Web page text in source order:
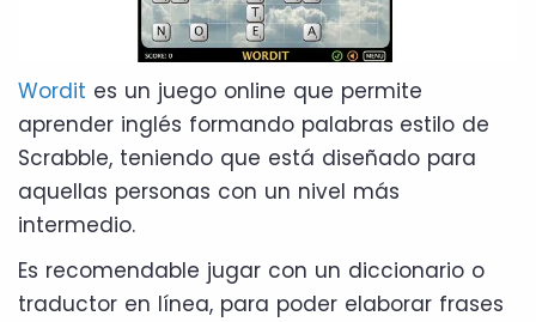
Wordit es un juego online que permite
aprender inglés formando palabras estilo de
Scrabble, teniendo que está diseñado para
aquellas personas con un nivel más
intermedio.
Es recomendable jugar con un diccionario o
traductor en línea, para poder elaborar frases